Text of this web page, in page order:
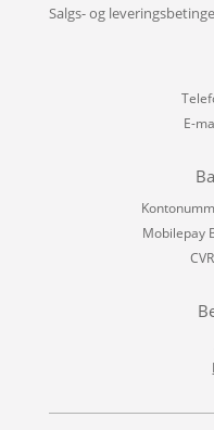
Salgs- og
E-
Mobilepay